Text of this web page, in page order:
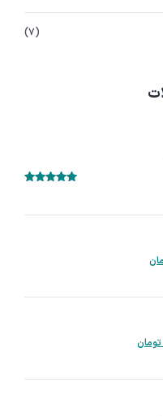
۷
تومان